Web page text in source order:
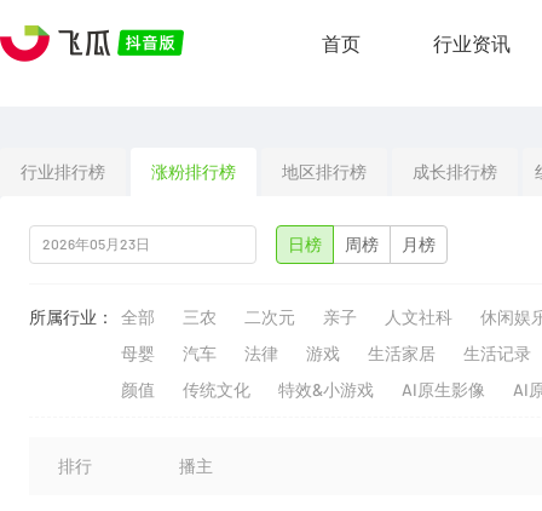
首页 行业资讯
行业排行榜 涨粉排行榜 地区排行榜 成长排行榜
日榜 周榜 月榜
所属行业： 全部 三农 二次元 亲子 人文社科
休闲娱
母婴
汽车 法律 游戏 生活家居
生活记录
颜值
传统文化 特效&小游戏 AI原生影像 AI
排行 播主